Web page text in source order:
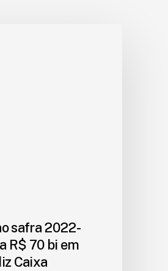
safra 2022-
R$ 70 bi em
Caixa